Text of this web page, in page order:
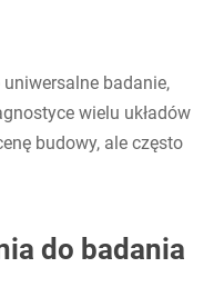
badanie,
wielu układów
budowy, ale często
do badania